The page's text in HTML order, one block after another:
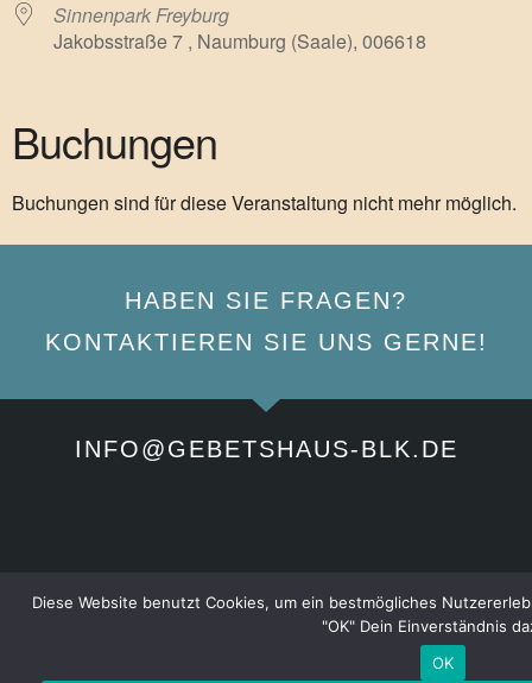
Sinnenpark Freyburg
Jakobsstraße 7 , Naumburg (Saale), 006618
Buchungen
Buchungen sind für diese Veranstaltung nicht mehr möglich.
HABEN SIE FRAGEN?
KONTAKTIEREN SIE UNS GERNE!
INFO@GEBETSHAUS-BLK.DE
Diese Website benutzt Cookies, um ein bestmögliches
"OK" Dein Einverständnis
OK